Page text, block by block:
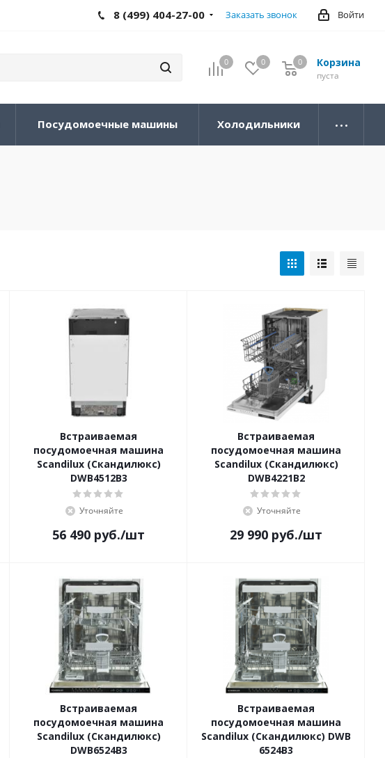
Войти
8 (499) 404-27-00 Заказать звонок
0 0 Корзина
0
пуста
0
Посудомоечные машины Холодильники
Встраиваемая
посудомоечная машина
Scandilux (Скандилюкс)
DWB4512B3
Уточняйте
56 490 руб./шт
Встраиваемая
посудомоечная машина
Scandilux (Скандилюкс)
DWB4221B2
Уточняйте
29 990 руб./шт
Встраиваемая
посудомоечная машина
Scandilux (Скандилюкс)
DWB6524B3
Встраиваемая
посудомоечная машина
Scandilux (Скандилюкс) DWB
6524B3